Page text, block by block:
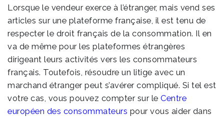
Lorsque le vendeur exerce à l’étranger, mais vend ses
articles sur une plateforme française, il est tenu de
respecter le droit français de la consommation. Il en
va de même pour les plateformes étrangères
dirigeant leurs activités vers les consommateurs
français. Toutefois, résoudre un litige avec un
marchand étranger peut s’avérer compliqué. Si tel est
votre cas, vous pouvez compter sur le Centre
européen des consommateurs pour vous aider dans